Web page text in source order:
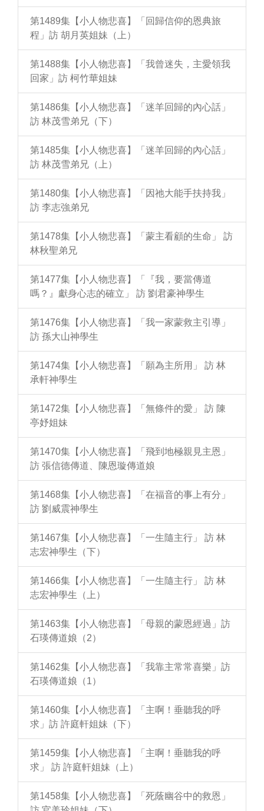
第1489集【小人物悲喜】「回歸信仰的恩典旅
程」訪 胡月英姐妹（上）
第1488集【小人物悲喜】「我曾迷失，主愛領我
回家」訪 柯竹華姐妹
第1486集【小人物悲喜】「迷羊回歸的內心話」
訪 林茂雪弟兄（下）
第1485集【小人物悲喜】「迷羊回歸的內心話」
訪 林茂雪弟兄（上）
第1480集【小人物悲喜】「因祂大能手扶持我」
訪 李志強弟兄
第1478集【小人物悲喜】「蒙主看顧的生命」 訪
林秋聖弟兄
第1477集【小人物悲喜】「『我，要當傳道
嗎？』獻身心志的確立」 訪 劉君豪神學生
第1476集【小人物悲喜】「我一家蒙救主引導」
訪 孫大山神學生
第1474集【小人物悲喜】「願為主所用」 訪 林
承軒神學生
第1472集【小人物悲喜】「無條件的愛」 訪 陳
亭妤姐妹
第1470集【小人物悲喜】「飛到地極親見主恩」
訪 張信德傳道、陳恩璇傳道娘
第1468集【小人物悲喜】「在福音的事上有分」
訪 劉威震神學生
第1467集【小人物悲喜】「一生隨主行」 訪 林
志宏神學生（下）
第1466集【小人物悲喜】「一生隨主行」 訪 林
志宏神學生（上）
第1463集【小人物悲喜】「母親的蒙恩經過」訪
石瑛傳道娘（2）
第1462集【小人物悲喜】「我靠主常常喜樂」訪
石瑛傳道娘（1）
第1460集【小人物悲喜】「主啊！垂聽我的呼
求」訪 許庭軒姐妹（下）
第1459集【小人物悲喜】「主啊！垂聽我的呼
求」 訪 許庭軒姐妹（上）
第1458集【小人物悲喜】「死蔭幽谷中的救恩」